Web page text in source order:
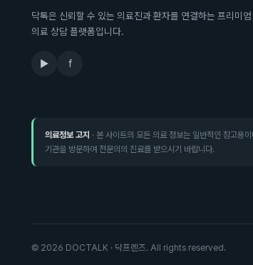
닥톡은 신뢰할 수 있는 의료진과 환자를 연결하는 프리미엄
의료 상담 플랫폼입니다.
▶ f
의료정보 고지 · 본 사이트의 모든 의료 정보는 일반적인 참고용
기관을 방문하여 전문의의 진료를 받으시기 바랍니다.
© 2026 DOCTALK · 닥프렌즈. All rights reserved.